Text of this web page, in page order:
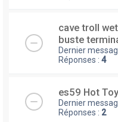
cave troll
buste
Dernier
Réponses : 4
es59 Hot
Dernier
Réponses : 2